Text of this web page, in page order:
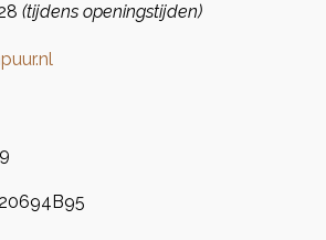
(tijdens openingstijden)